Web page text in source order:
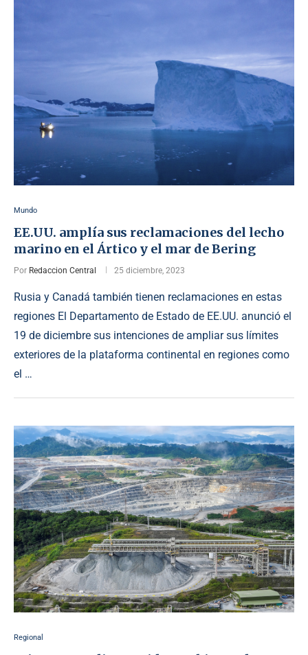
Mundo
EE.UU. amplía sus reclamaciones del lecho
marino en el Ártico y el mar de Bering
Por Redaccion Central 25 diciembre, 2023
Rusia y Canadá también tienen reclamaciones en estas
regiones El Departamento de Estado de EE.UU. anunció el
19 de diciembre sus intenciones de ampliar sus límites
exteriores de la plataforma continental en regiones como
el …
Regional